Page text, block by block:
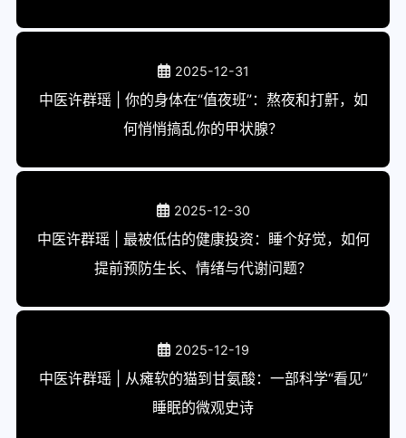
2025-12-31
中医许群瑶 | 你的身体在“值夜班”：熬夜和打鼾，如
何悄悄搞乱你的甲状腺？
2025-12-30
中医许群瑶 | 最被低估的健康投资：睡个好觉，如何
提前预防生长、情绪与代谢问题？
2025-12-19
中医许群瑶 | 从瘫软的猫到甘氨酸：一部科学“看见”
睡眠的微观史诗